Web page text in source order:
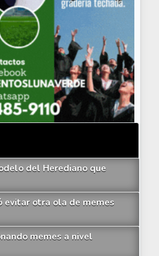
del Herediano que
evitar otra ola de memes
memes a nivel